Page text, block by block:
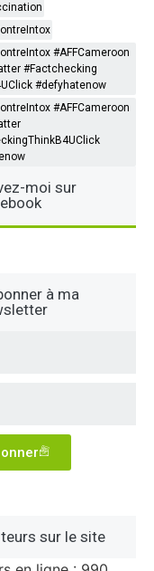
#AFFCameroon
#Factchecking
#defyhatenow
#AFFCameroon
moi sur
à ma
sur le site